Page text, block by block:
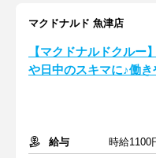
マクドナルド 魚津店
【マクドナルドクルー
や日中のスキマに♪働
給与
時給1100